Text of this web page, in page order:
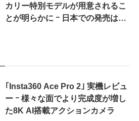
カリー特別モデルが用意されるこ
とが明らかに ｰ 日本での発売は期
｢Insta360 Ace Pro 2｣ 実機レビュ
ー ｰ 様々な面でより完成度が増し
た8K AI搭載アクションカメラ